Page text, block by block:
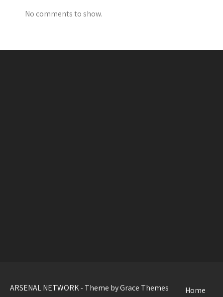
No comments to show.
ARSENAL NETWORK - Theme by Grace Themes Home